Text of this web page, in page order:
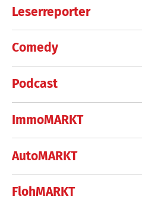
Leserreporter
Comedy
Podcast
ImmoMARKT
AutoMARKT
FlohMARKT